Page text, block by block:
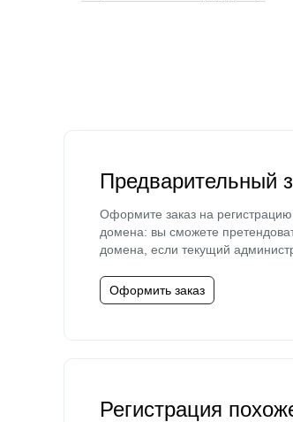
Предварительный
Оформите заказ на
домена: вы сможете
домена, если текущий
Оформить заказ
Регистрация